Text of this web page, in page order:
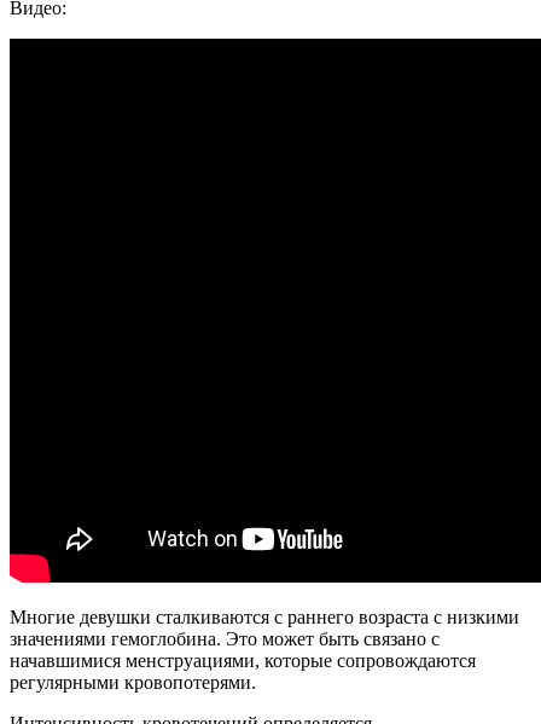
Видео:
Многие девушки сталкиваются с раннего возраста с низкими
значениями гемоглобина. Это может быть связано с
начавшимися менструациями, которые сопровождаются
регулярными кровопотерями.